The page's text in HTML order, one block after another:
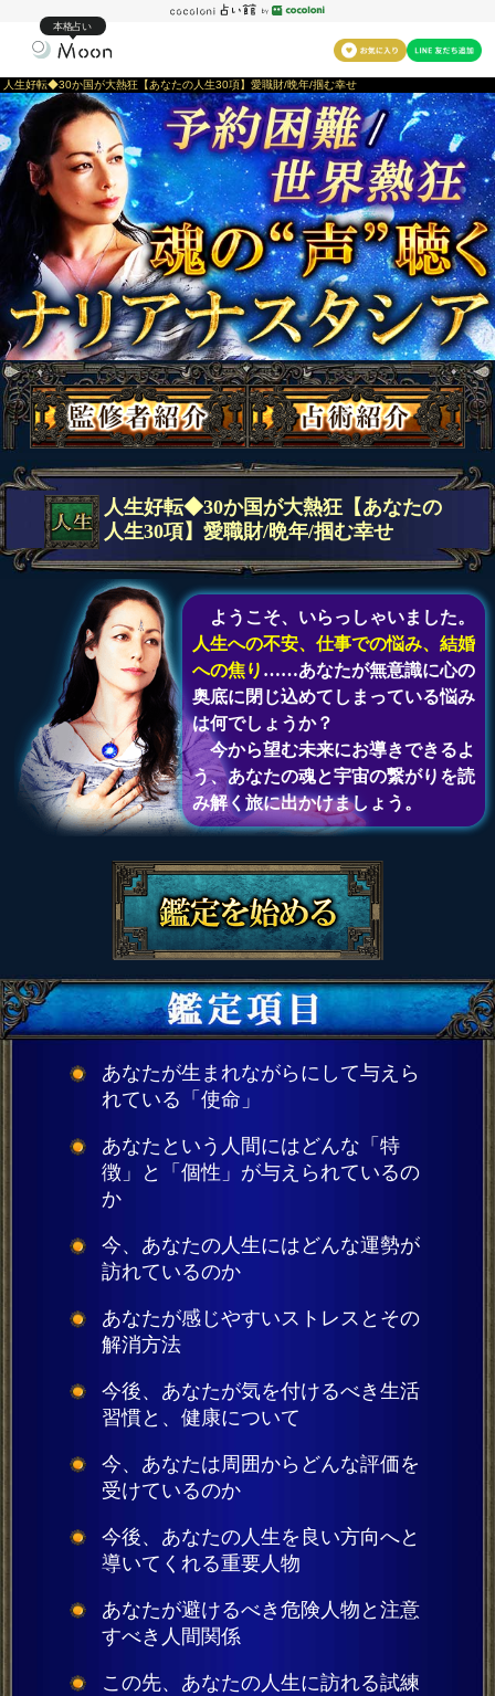
本格占い
人生好転◆30か国が大熱狂【あなたの人生30項】愛職財/晩年/掴む幸せ
人生好転◆30か国が大熱狂【あなたの
人生30項】愛職財/晩年/掴む幸せ
ようこそ、いらっしゃいました。
人生への不安、仕事での悩み、結婚
への焦り ……あなたが無意識に心の
奥底に閉じ込めてしまっている悩み
は何でしょうか？
今から望む未来にお導きできるよ
う、あなたの魂と宇宙の繋がりを読
み解く旅に出かけましょう。
あなたが生まれながらにして与えら
れている「使命」
あなたという人間にはどんな「特
徴」と「個性」が与えられているの
か
今、あなたの人生にはどんな運勢が
訪れているのか
あなたが感じやすいストレスとその
解消方法
今後、あなたが気を付けるべき生活
習慣と、健康について
今、あなたは周囲からどんな評価を
受けているのか
今後、あなたの人生を良い方向へと
導いてくれる重要人物
あなたが避けるべき危険人物と注意
すべき人間関係
この先、あなたの人生に訪れる試練